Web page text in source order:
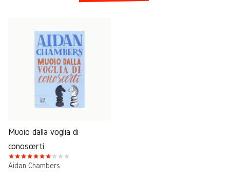
Muoio dalla voglia di
conoscerti
Aidan Chambers